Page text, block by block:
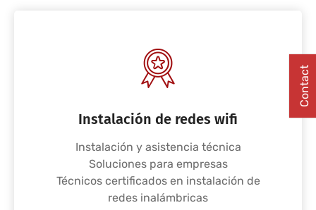
Instalación de redes wifi
Instalación y asistencia técnica
Soluciones para empresas
Técnicos certificados en instalación de
redes inalámbricas
Contact